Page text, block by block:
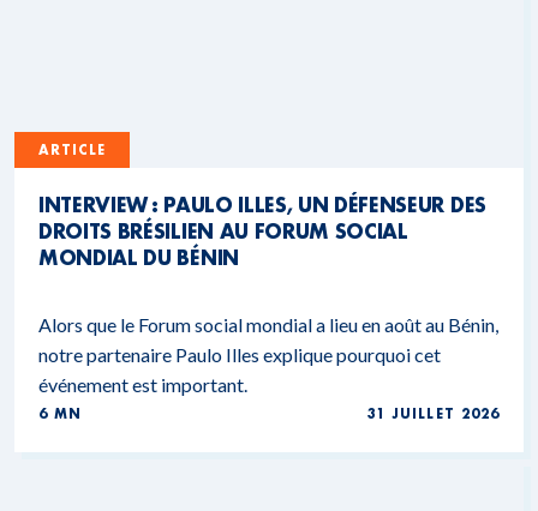
ARTICLE
INTERVIEW : PAULO ILLES, UN DÉFENSEUR DES
DROITS BRÉSILIEN AU FORUM SOCIAL
MONDIAL DU BÉNIN
Alors que le Forum social mondial a lieu en août au Bénin,
notre partenaire Paulo Illes explique pourquoi cet
événement est important.
6 MN 31 JUILLET 2026